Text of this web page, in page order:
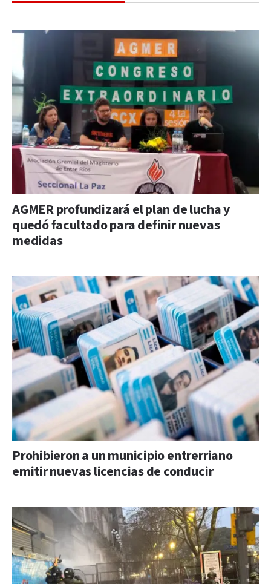
AGMER profundizará el plan de lucha y
quedó facultado para definir nuevas
medidas
Prohibieron a un municipio entrerriano
emitir nuevas licencias de conducir